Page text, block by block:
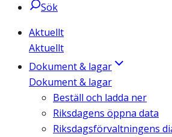
Sök
Aktuellt
Aktuellt
Dokument & lagar
Dokument & lagar
Beställ och ladda ner
Riksdagens öppna data
Riksdagsförvaltningens